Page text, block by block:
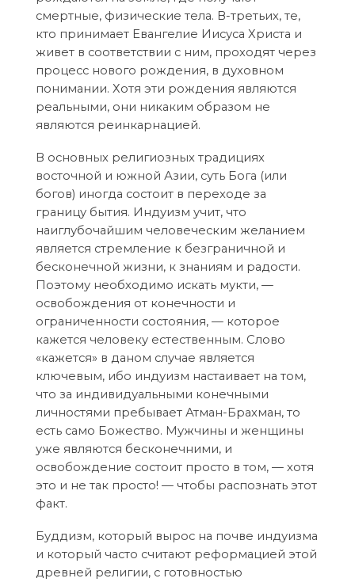
смертные, физические тела. В-третьих, те,
кто принимает Евангелие Иисуса Христа и
живет в соответствии с ним, проходят через
процесс нового рождения, в духовном
понимании. Хотя эти рождения являются
реальными, они никаким образом не
являются реинкарнацией.
В основных религиозных традициях
восточной и южной Азии, суть Бога (или
богов) иногда состоит в переходе за
границу бытия. Индуизм учит, что
наиглубочайшим человеческим желанием
является стремление к безграничной и
бесконечной жизни, к знаниям и радости.
Поэтому необходимо искать мукти, —
освобождения от конечности и
ограниченности состояния, — которое
кажется человеку естественным. Слово
«кажется» в даном случае является
ключевым, ибо индуизм настаивает на том,
что за индивидуальными конечными
личностями пребывает Атман-Брахман, то
есть само Божество. Мужчины и женщины
уже являются бесконечними, и
освобождение состоит просто в том, — хотя
это и не так просто! — чтобы распознать этот
факт.
Буддизм, который вырос на почве индуизма
и который часто считают реформацией этой
древней религии, с готовностью